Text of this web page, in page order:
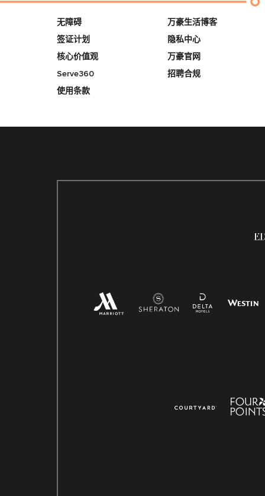
无障碍
签证计划
核心价值观
Serve360
使用条款
万豪生活博客
隐私中心
万豪官网
招聘合规